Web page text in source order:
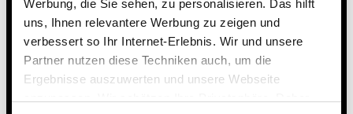
Werbung, die Sie sehen, zu personalisieren. Das hilft
uns, Ihnen relevantere Werbung zu zeigen und
verbessert so Ihr Internet-Erlebnis. Wir und unsere
Partner nutzen diese Techniken auch, um die
Ergebnisse auszuwerten und unsere Webseite